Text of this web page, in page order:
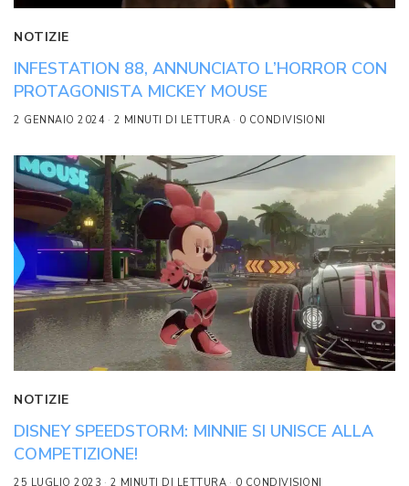
NOTIZIE
INFESTATION 88, ANNUNCIATO L’HORROR CON
PROTAGONISTA MICKEY MOUSE
2 GENNAIO 2024 2 MINUTI DI LETTURA 0 CONDIVISIONI
NOTIZIE
DISNEY SPEEDSTORM: MINNIE SI UNISCE ALLA
COMPETIZIONE!
25 LUGLIO 2023 2 MINUTI DI LETTURA 0 CONDIVISIONI